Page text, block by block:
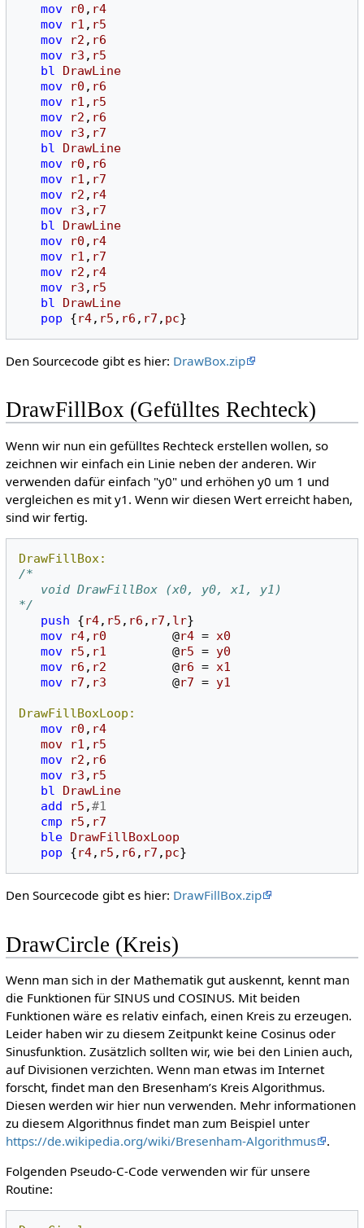
mov r0 , r4
mov
r1 , r5
mov
r2 , r6
mov
r3 , r5
bl
DrawLine
mov
r0 , r6
mov
r1 , r5
mov
r2 , r6
mov
r3 , r7
bl
DrawLine
mov
r0 , r6
mov
r1 , r7
mov
r2 , r4
mov
r3 , r7
bl
DrawLine
mov
r0 , r4
mov
r1 , r7
mov
r2 , r4
mov
r3 , r5
bl
DrawLine
pop
{r4, r5 , r6 , r7 , pc}
Den Sourcecode gibt es hier: DrawBox.zip
DrawFillBox (Gefülltes Rechteck)
Wenn wir nun ein gefülltes Rechteck erstellen wollen, so
zeichnen wir einfach ein Linie neben der anderen. Wir
verwenden dafür einfach "y0" und erhöhen y0 um 1 und
vergleichen es mit y1. Wenn wir diesen Wert erreicht haben,
sind wir fertig.
DrawFillBox:
/*
   void DrawFillBox (x0, y0, x1, y1)
*/
push
{r4, r5 , r6 , r7 , lr}
mov
r4, r0 @r4 = x0
mov
r5 , r1 @r5 = y0
mov
r6 , r2 @r6 = x1
mov
r7 , r3 @r7 = y1
DrawFillBoxLoop:
mov
r0 , r4
mov
r1 , r5
mov
r2 , r6
mov
r3 , r5
bl
DrawLine
add
r5 ,#1
cmp
r5 , r7
ble DrawFillBoxLoop
pop
{r4, r5 , r6 , r7 , pc}
Den Sourcecode gibt es hier: DrawFillBox.zip
DrawCircle (Kreis)
Wenn man sich in der Mathematik gut auskennt, kennt man
die Funktionen für SINUS und COSINUS. Mit beiden
Funktionen wäre es relativ einfach, einen Kreis zu erzeugen.
Leider haben wir zu diesem Zeitpunkt keine Cosinus oder
Sinusfunktion. Zusätzlich sollten wir, wie bei den Linien auch,
auf Divisionen verzichten. Wenn man etwas im Internet
forscht, findet man den Bresenham’s Kreis Algorithmus.
Diesen werden wir hier nun verwenden. Mehr informationen
zu diesem Algorithnus findet man zum Beispiel unter
https://de.wikipedia.org/wiki/Bresenham-Algorithmus
.
Folgenden Pseudo-C-Code verwenden wir für unsere
Routine: